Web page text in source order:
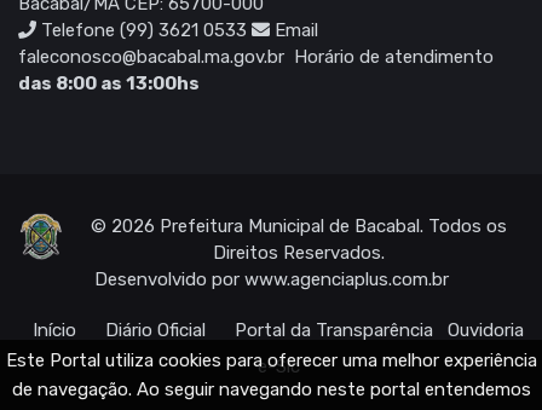
Este Portal utiliza cookies para oferecer uma melhor experiência
de navegação. Ao seguir navegando neste portal entendemos
Telefone (99) 3621 0533
Email
faleconosco@bacabal.ma.gov.br
Horário de atendimento
das 8:00 as 13:00hs
© 2026 Prefeitura Municipal de Bacabal. Todos os
Direitos Reservados.
Desenvolvido por www.agenciaplus.com.br
Início Diário Oficial Portal da Transparência
Ouvidoria
e-Sic